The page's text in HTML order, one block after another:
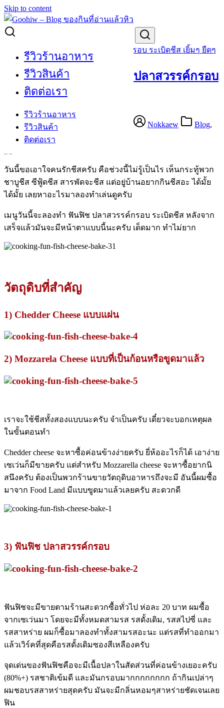
Skip to content
รีวิวร้านอาหาร
รีวิวสินค้า
ติดต่อเรา
รีวิวร้านอาหาร
รีวิวสินค้า
ติดต่อเรา
Search for:
[Cooking] เมนูฟิน ฟันฟิช ปลาสวรรค์กรอบ ระเบิดชีส เยิ้มๆ ยืดๆ
[Cooking] เมนูฟิน ฟันฟิช ปลาสวรรค์กรอบ
ระเบิดชีส เยิ้มๆ ยืดๆ
March 11, 2016 Nokkaew Blog,
Cooking,Product Review
วันนี้ขอเอาใจคนรักชีสครับ คือช่วงนี้ไม่รู้เป็นไร เห็นกระทู้พวก
ชาบูชีส ซีฟู้ดชีส สารพัดจะชีส แต่อยู่บ้านอยากกินชีสอะ ได้มั้ย
ได้มั้ย เลยหาอะไรมาลองทำเล่นดูครับ
เมนูวันนี้จะลองทำ ฟันฟิช ปลาสวรรค์กรอบ ระเบิดชีส หลังจาก
เสร็จแล้วมันจะมีหน้าตาแบบนี้นะครับ เด็ดมาก ทำไม่ยาก
วัตถุดิบที่สำคัญ
1) Chedder Cheese แบบแผ่น
2) Mozzarela Cheese แบบที่เป็นก้อนหรือขูดมาแล้ว
เราจะใช้ชีสทั้งสองแบบนะครับ จำเป็นครับ เดี๋ยวจะบอกเหตุผล
ในขั้นตอนทำ
Chedder cheese จะหาซื้อค่อนข้างง่ายครับ ยี่ห้ออะไรก็ได้ เอาง่าย
เซเว่นก็มีขายครับ แต่สำหรับ Mozzarella cheese จะหาซื้อยากนิ
สนึงครับ ต้องเป็นพวกร้านขายวัตถุดิบอาหารถึงจะมี อันนี้ผมซื้อ
มาจาก Food Land มีแบบขูดมาแล้วเลยครับ สะดวกดี
3) ฟันฟิช ปลาสวรรค์กรอบ
ฟันฟิชจะมีขายตามร้านสะดวกซื้อทั่วไป ห่อละ 20 บาท ผมซื้อ
จากเซเว่นมา โดยจะมีทั้งหมดสามรส รสดั้งเดิม, รสสไปซี่ และ
รสสาหร่าย ผมก็ซื้อมาลองทำทั้งสามรสอะนะ แต่รสที่ทำออกมา
แล้วเวิร์คที่สุดคือรสดั้งเดิมซองสีเหลืองครับ
จุดเด่นของฟันฟิชคือจะมีเนื้อปลาในสัดส่วนที่ค่อนข้างเยอะครับ
(80%+) รสชาติเข้มดี และมันกรอบมากกกกกกกก ถ้ากินเปล่าๆ
ผมชอบรสสาหร่ายสุดครับ มันจะมีกลิ่นหอมๆสาหร่ายชัดเจนเลย
ฟิน